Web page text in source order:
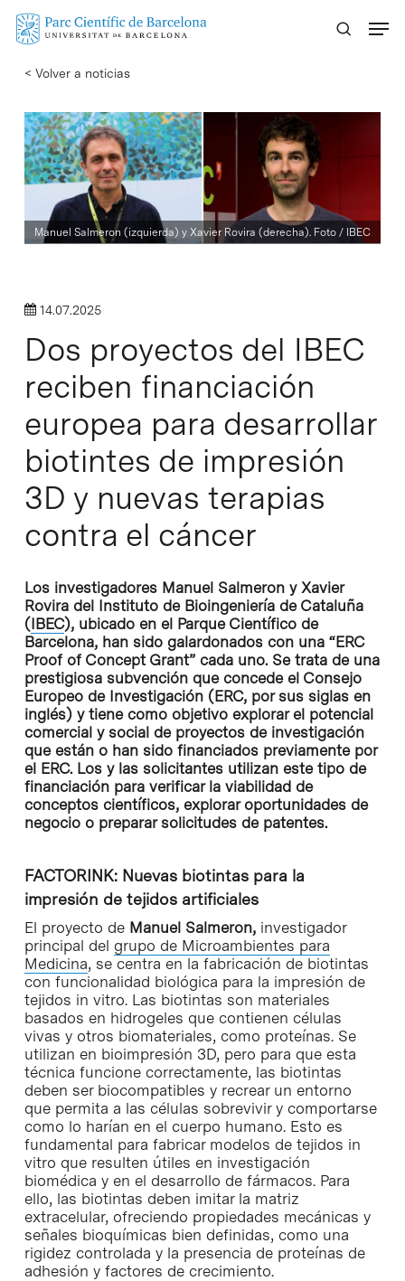
Skip
content
< Volver a noticias
Manuel Salmeron (izquierda) y Xavier Rovira (derecha). Foto / IBEC
14.07.2025
Dos proyectos del IBEC
reciben financiación
europea para desarrollar
biotintes de impresión
3D y nuevas terapias
contra el cáncer
Los investigadores Manuel Salmeron y Xavier
Rovira del Instituto de Bioingeniería de Cataluña
(IBEC), ubicado en el Parque Científico de
Barcelona, han sido galardonados con una “ERC
Proof of Concept Grant” cada uno. Se trata de una
prestigiosa subvención que concede el Consejo
Europeo de Investigación (ERC, por sus siglas en
inglés) y tiene como objetivo explorar el potencial
comercial y social de proyectos de investigación
que están o han sido financiados previamente por
el ERC. Los y las solicitantes utilizan este tipo de
financiación para verificar la viabilidad de
conceptos científicos, explorar oportunidades de
negocio o preparar solicitudes de patentes.
FACTORINK: Nuevas biotintas para la
impresión de tejidos artificiales
El proyecto de Manuel Salmeron,investigador
principal del grupo de Microambientes para
Medicina, se centra en la fabricación de biotintas
con funcionalidad biológica para la impresión de
tejidos in vitro. Las biotintas son materiales
basados en hidrogeles que contienen células
vivas y otros biomateriales, como proteínas. Se
utilizan en bioimpresión 3D, pero para que esta
técnica funcione correctamente, las biotintas
deben ser biocompatibles y recrear un entorno
que permita a las células sobrevivir y comportarse
como lo harían en el cuerpo humano. Esto es
fundamental para fabricar modelos de tejidos in
vitro que resulten útiles en investigación
biomédica y en el desarrollo de fármacos. Para
ello, las biotintas deben imitar la matriz
extracelular, ofreciendo propiedades mecánicas y
señales bioquímicas bien definidas, como una
rigidez controlada y la presencia de proteínas de
adhesión y factores de crecimiento.